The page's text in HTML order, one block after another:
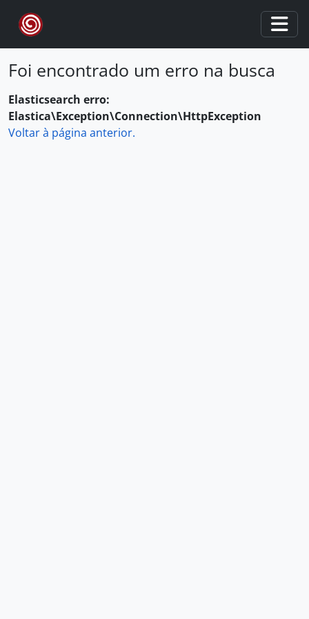
Skip to main content
Foi encontrado um erro na busca
Elasticsearch erro:
Elastica\Exception\Connection\HttpException
Voltar à página anterior.